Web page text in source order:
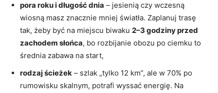
pora roku i długość dnia – jesienią czy wczesną
wiosną masz znacznie mniej światła. Zaplanuj trasę
tak, żeby być na miejscu biwaku 2–3 godziny przed
zachodem słońca, bo rozbijanie obozu po ciemku to
średnia zabawa na start,
rodzaj ścieżek – szlak „tylko 12 km”, ale w 70% po
rumowisku skalnym, potrafi wyssać energię. Na